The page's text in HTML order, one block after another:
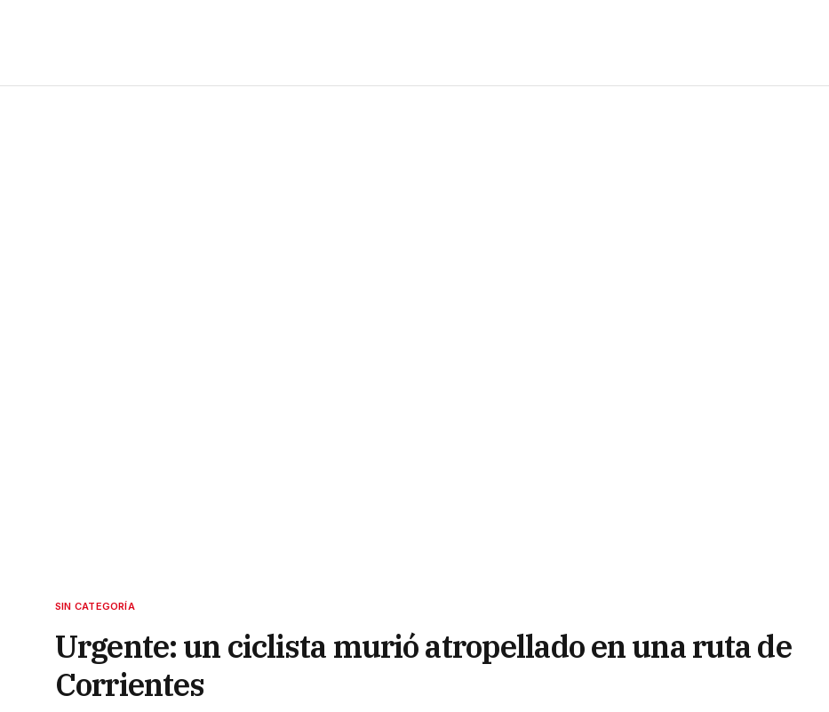
SIN CATEGORÍA
Urgente: un ciclista murió atropellado en una ruta de
Corrientes